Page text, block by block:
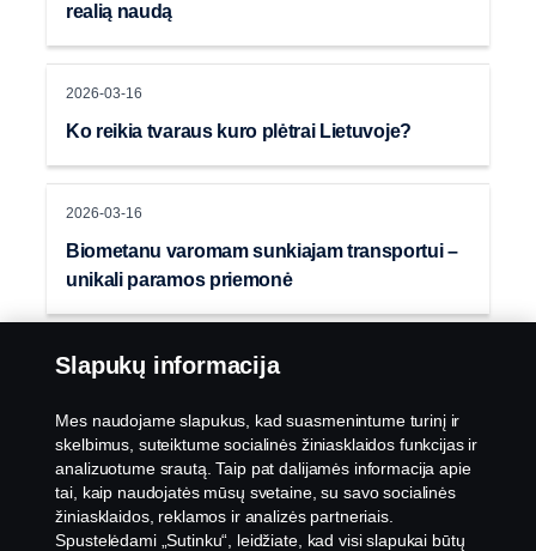
realią naudą
2026-03-16
Ko reikia tvaraus kuro plėtrai Lietuvoje?
2026-03-16
Biometanu varomam sunkiajam transportui –
unikali paramos priemonė
Produktai
Slapukų informacija
Mes naudojame slapukus, kad suasmenintume turinį ir
skelbimus, suteiktume socialinės žiniasklaidos funkcijas ir
analizuotume srautą. Taip pat dalijamės informacija apie
tai, kaip naudojatės mūsų svetaine, su savo socialinės
žiniasklaidos, reklamos ir analizės partneriais.
Spustelėdami „Sutinku“, leidžiate, kad visi slapukai būtų